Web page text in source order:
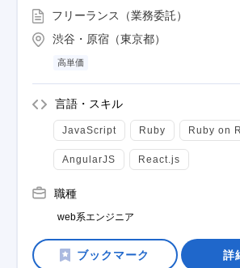
フリーランス（業務委託）
渋谷・原宿（東京都）
高単価
言語・スキル
JavaScript Ruby Ruby on
AngularJS React.js
職種
web系エンジニア
詳